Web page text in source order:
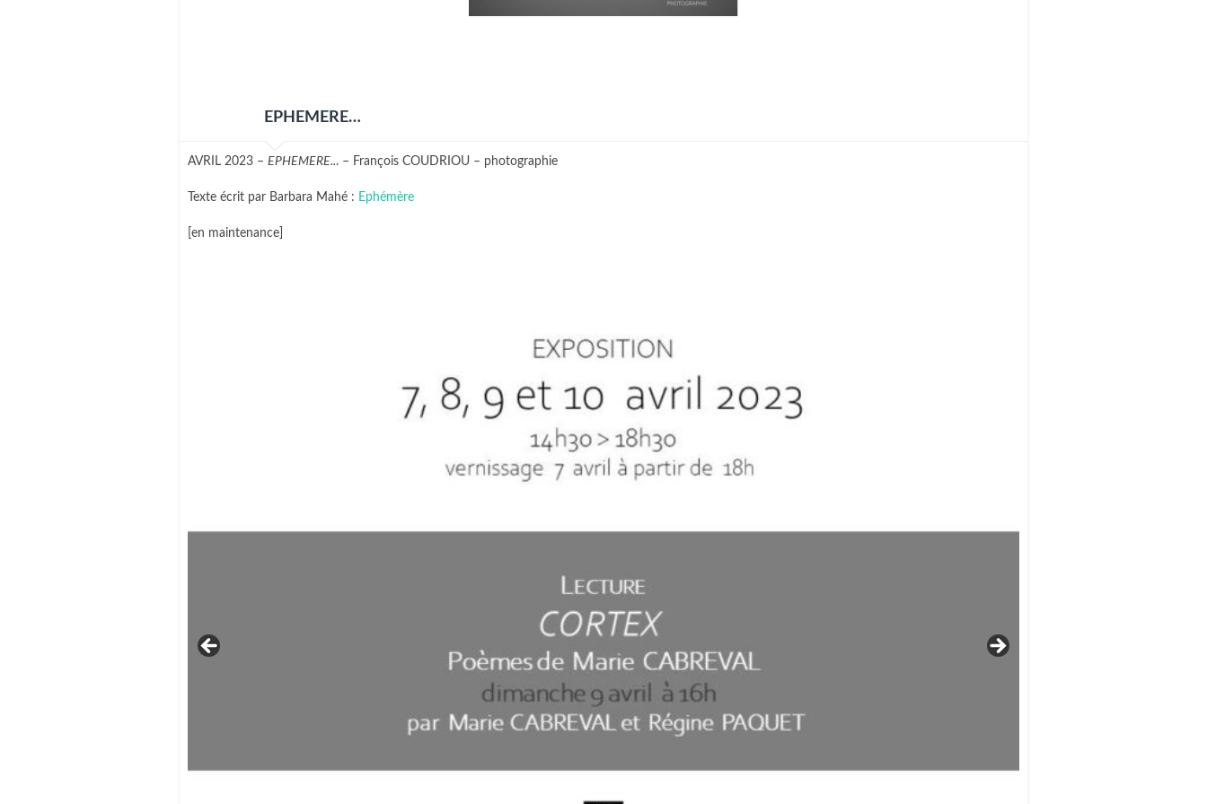
EPHEMERE…
AVRIL 2023 –EPHEMERE... – François COUDRIOU – photographie
Texte écrit par Barbara Mahé : Ephémère
[en maintenance]